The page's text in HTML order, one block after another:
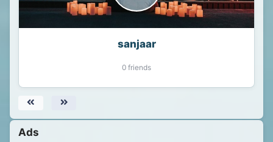
sanjaar
0 friends
Ads